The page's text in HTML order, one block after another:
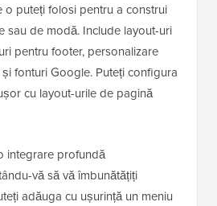
o puteți folosi pentru a construi
sau de modă. Include layout-uri
pentru footer, personalizare
fonturi Google. Puteți configura
cu layout-urile de pagină
integrare profundă
vă să vă îmbunătățiți
adăuga cu ușurință un meniu